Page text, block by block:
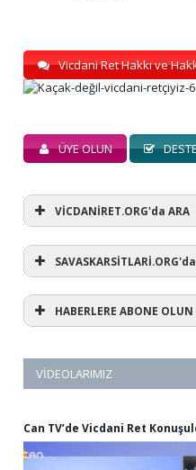
Vicdani Ret Hakkı ve
ÜYE OLUN
VİCDANİRET.ORG'da ARA
HABERLERE ABONE OLUN
VIDEOLARIMIZ
Can TV’de Vicdani Ret